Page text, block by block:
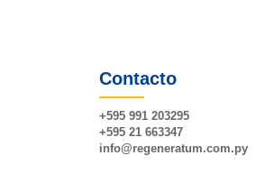
Contacto
+595 991 203295
+595 21 663347
info@regeneratum.com.py